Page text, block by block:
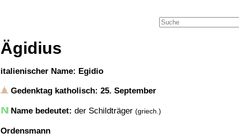
Ägidius
italienischer Name: Egidio
Gedenktag katholisch: 25. September
Name bedeutet: der Schildträger (griech.)
Ordensmann